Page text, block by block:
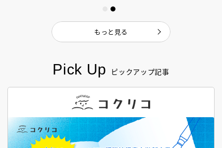
Pick Up ピックアップ記事
もっと見る